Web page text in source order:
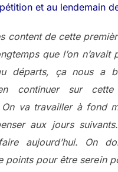
et au lendemain
content de cette
que l’on n’avait
départs, ça nous a
continuer sur cette
On va travailler à fond
aux jours
aujourd’hui. On
points pour être serein